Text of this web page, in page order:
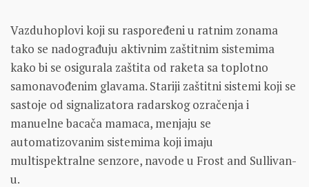
Vazduhoplovi koji su raspoređeni u ratnim zonama
tako se nadograđuju aktivnim zaštitnim sistemima
kako bi se osigurala zaštita od raketa sa toplotno
samonavođenim glavama. Stariji zaštitni sistemi koji se
sastoje od signalizatora radarskog ozračenja i
manuelne bacača mamaca, menjaju se
automatizovanim sistemima koji imaju
multispektralne senzore, navode u Frost and Sullivan-
u.